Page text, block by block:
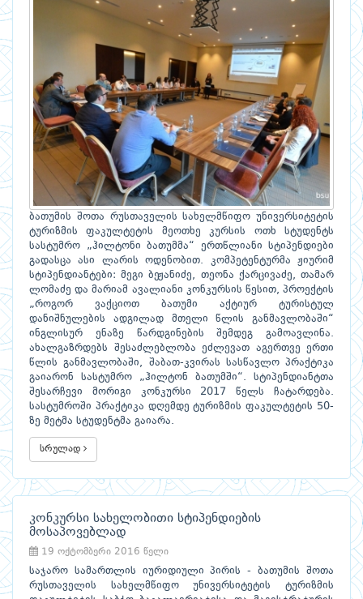
ბათუმის შოთა რუსთაველის სახელმწიფო უნივერსიტეტის
ტურიზმის ფაკულტეტის მეოთხე კურსის ოთხ სტუდენტს
სასტუმრო „ჰილტონი ბათუმმა“ ერთწლიანი სტიპენდიები
გადასცა ასი ლარის ოდენობით. კომპეტენტურმა ჟიურიმ
სტიპენდიანტები: მეგი ბეჟანიძე, თეონა ქარცივაძე, თამარ
ლომაძე და მარიამ ავალიანი კონკურსის წესით, პროექტის
„როგორ ვაქციოთ ბათუმი აქტიურ ტურისტულ
დანიშნულების ადგილად მთელი წლის განმავლობაში“
ინგლისურ ენაზე წარდგინების შემდეგ გამოავლინა.
ახალგაზრდებს შესაძლებლობა ეძლევათ აგერთვე ერთი
წლის განმავლობაში, შაბათ-კვირას სასწავლო პრაქტიკა
გაიარონ სასტუმრო „ჰილტონ ბათუმში“. სტიპენდიანტთა
შესარჩევი მორიგი კონკურსი 2017 წელს ჩატარდება.
სასტუმროში პრაქტიკა დღემდე ტურიზმის ფაკულტეტის 50-
ზე მეტმა სტუდენტმა გაიარა.
სრულად
კონკურსი სახელობითი სტიპენდიების
მოსაპოვებლად
19 ოქტომბერი 2016 წელი
საჯარო სამართლის იურიდიული პირის - ბათუმის შოთა
რუსთაველის სახელმწიფო უნივერსიტეტის ტურიზმის